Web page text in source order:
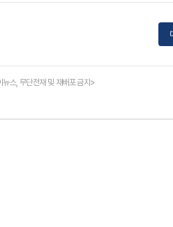
스, 무단전재 및 재배포 금지>